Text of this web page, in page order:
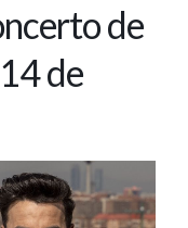
de
de